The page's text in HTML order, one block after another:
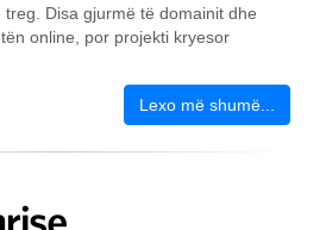
Disa gjurmë të domainit dhe
online, por projekti kryesor
Lexo më shumë...